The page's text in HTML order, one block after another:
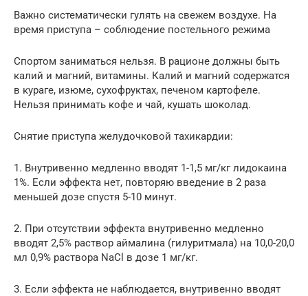
Важно систематически гулять на свежем воздухе. На
время приступа – соблюдение постельного режима
Спортом заниматься нельзя. В рационе должны быть
калий и магний, витамины. Калий и магний содержатся
в кураге, изюме, сухофруктах, печеном картофеле.
Нельзя принимать кофе и чай, кушать шоколад.
Снятие приступа желудочковой тахикардии:
1. Внутривенно медленно вводят 1-1,5 мг/кг лидокаина
1%. Если эффекта нет, повторяю введение в 2 раза
меньшей дозе спустя 5-10 минут.
2. При отсутствии эффекта внутривенно медленно
вводят 2,5% раствор аймалина (гилуритмала) на 10,0-20,0
мл 0,9% раствора NaCl в дозе 1 мг/кг.
3. Если эффекта не наблюдается, внутривенно вводят